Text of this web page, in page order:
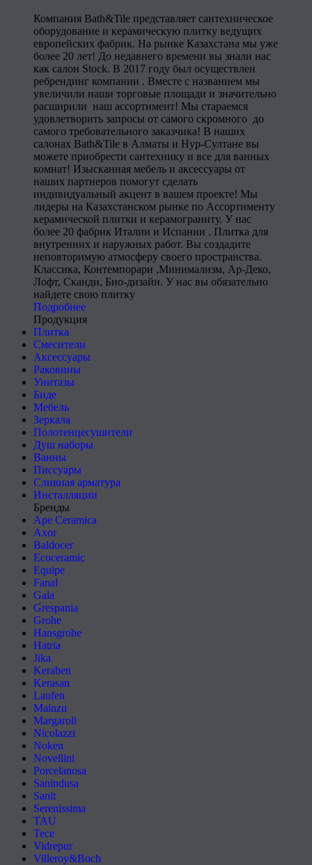
Компания Bath&Tile представляет сантехническое
оборудование и керамическую плитку ведущих
европейских фабрик. На рынке Казахстана мы уже
более 20 лет! До недавнего времени вы знали нас
как салон Stock. В 2017 году был осуществлен
ребрендинг компании . Вместе с названием мы
увеличили наши торговые площади и значительно
расширили наш ассортимент! Мы стараемся
удовлетворить запросы от самого скромного до
самого требовательного заказчика! В наших
салонах Bath&Tile в Алматы и Нур-Султане вы
можете приобрести сантехнику и все для ванных
комнат! Изысканная мебель и аксессуары от
наших партнеров помогут сделать
индивидуальный акцент в вашем проекте! Мы
лидеры на Казахстанском рынке по Ассортименту
керамической плитки и керамограниту. У нас
более 20 фабрик Италии и Испании . Плитка для
внутренних и наружных работ. Вы создадите
неповторимую атмосферу своего пространства.
Классика, Контемпорари ,Минимализм, Ар-Деко,
Лофт, Сканди, Био-дизайн. У нас вы обязательно
найдете свою плитку
Подробнее
Продукция
Плитка
Смесители
Аксессуары
Раковины
Унитазы
Биде
Мебель
Зеркала
Полотенцесушители
Душ наборы
Ванны
Писсуары
Сливная арматура
Инсталляции
Бренды
Ape Ceramica
Axor
Baldocer
Ecoceramic
Equipe
Fanal
Gala
Grespania
Grohe
Hansgrohe
Hatria
Jika
Keraben
Kerasan
Laufen
Mainzu
Margaroli
Nicolazzi
Noken
Novellini
Porcelanosa
Sanindusa
Sanit
Serenissima
TAU
Tece
Vidrepur
Villeroy&Boch